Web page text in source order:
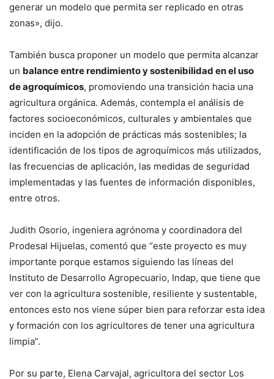
generar un modelo que permita ser replicado en otras
zonas», dijo.
También busca proponer un modelo que permita alcanzar
un balance entre rendimiento y sostenibilidad en el uso
de agroquímicos, promoviendo una transición hacia una
agricultura orgánica. Además, contempla el análisis de
factores socioeconómicos, culturales y ambientales que
inciden en la adopción de prácticas más sostenibles; la
identificación de los tipos de agroquímicos más utilizados,
las frecuencias de aplicación, las medidas de seguridad
implementadas y las fuentes de información disponibles,
entre otros.
Judith Osorio, ingeniera agrónoma y coordinadora del
Prodesal Hijuelas, comentó que “este proyecto es muy
importante porque estamos siguiendo las líneas del
Instituto de Desarrollo Agropecuario, Indap, que tiene que
ver con la agricultura sostenible, resiliente y sustentable,
entonces esto nos viene súper bien para reforzar esta idea
y formación con los agricultores de tener una agricultura
limpia”.
Por su parte, Elena Carvajal, agricultora del sector Los